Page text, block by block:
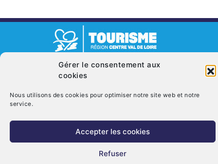
Gérer le consentement aux
cookies
Nous utilisons des cookies pour optimiser notre site web et notre
service.
Accepter les cookies
Refuser
© Copyright 2026. CRT Centre-Val De Loire
Mentions légales Politique de cookies (UE)
Nous contacter